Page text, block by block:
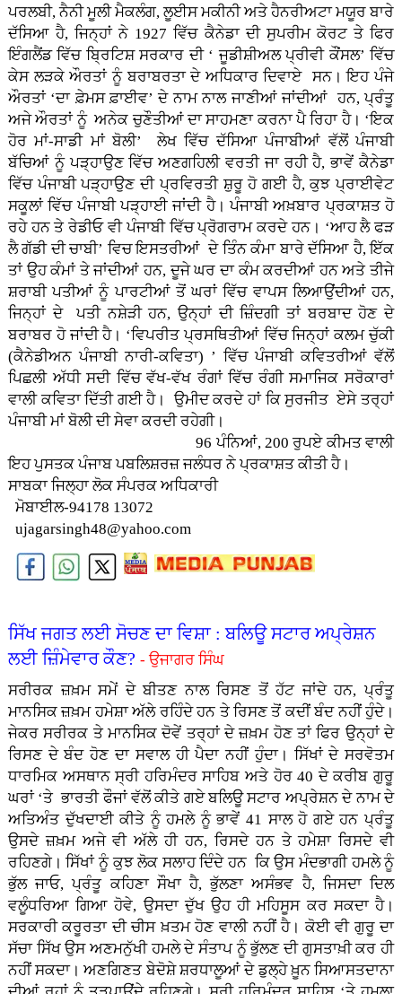
ਪਰਲਬੀ, ਨੈਨੀ ਮੂਲੀ ਮੈਕਲੰਗ, ਲੂਈਸ ਮਕੀਨੀ ਅਤੇ ਹੈਨਰੀਅਟਾ ਮਯੂਰ ਬਾਰੇ
ਦੱਸਿਆ ਹੈ, ਜਿਨ੍ਹਾਂ ਨੇ 1927 ਵਿੱਚ ਕੈਨੇਡਾ ਦੀ ਸੁਪਰੀਮ ਕੋਰਟ ਤੇ ਫਿਰ
ਇੰਗਲੈਂਡ ਵਿੱਚ ਬਿ੍ਰਟਿਸ਼ ਸਰਕਾਰ ਦੀ ‘ ਜੂਡੀਸ਼ੀਅਲ ਪ੍ਰੀਵੀ ਕੌਂਸਲ’ ਵਿੱਚ
ਕੇਸ ਲੜਕੇ ਔਰਤਾਂ ਨੂੰ ਬਰਾਬਰਤਾ ਦੇ ਅਧਿਕਾਰ ਦਿਵਾਏ ਸਨ। ਇਹ ਪੰਜੇ
ਔਰਤਾਂ ‘ਦਾ ਫ਼ੇਮਸ ਫ਼ਾਈਵ’ ਦੇ ਨਾਮ ਨਾਲ ਜਾਣੀਆਂ ਜਾਂਦੀਆਂ ਹਨ, ਪ੍ਰੰਤੂ
ਅਜੇ ਔਰਤਾਂ ਨੂੰ ਅਨੇਕ ਚੁਣੌਤੀਆਂ ਦਾ ਸਾਹਮਣਾ ਕਰਨਾ ਪੈ ਰਿਹਾ ਹੈ। ‘ਇਕ
ਹੋਰ ਮਾਂ-ਸਾਡੀ ਮਾਂ ਬੋਲੀ’ ਲੇਖ ਵਿੱਚ ਦੱਸਿਆ ਪੰਜਾਬੀਆਂ ਵੱਲੋਂ ਪੰਜਾਬੀ
ਬੱਚਿਆਂ ਨੂੰ ਪੜ੍ਹਾਉਣ ਵਿੱਚ ਅਣਗਹਿਲੀ ਵਰਤੀ ਜਾ ਰਹੀ ਹੈ, ਭਾਵੇਂ ਕੈਨੇਡਾ
ਵਿੱਚ ਪੰਜਾਬੀ ਪੜ੍ਹਾਉਣ ਦੀ ਪ੍ਰਵਿਰਤੀ ਸ਼ੁਰੂ ਹੋ ਗਈ ਹੈ, ਕੁਝ ਪ੍ਰਾਈਵੇਟ
ਸਕੂਲਾਂ ਵਿੱਚ ਪੰਜਾਬੀ ਪੜ੍ਹਾਈ ਜਾਂਦੀ ਹੈ। ਪੰਜਾਬੀ ਅਖ਼ਬਾਰ ਪ੍ਰਕਾਸ਼ਤ ਹੋ
ਰਹੇ ਹਨ ਤੇ ਰੇਡੀਓ ਵੀ ਪੰਜਾਬੀ ਵਿੱਚ ਪ੍ਰੋਗਰਾਮ ਕਰਦੇ ਹਨ। ‘ਆਹ ਲੈ ਫੜ
ਲੈ ਗੱਡੀ ਦੀ ਚਾਬੀ’ ਵਿਚ ਇਸਤਰੀਆਂ ਦੇ ਤਿੰਨ ਕੰਮਾ ਬਾਰੇ ਦੱਸਿਆ ਹੈ, ਇੱਕ
ਤਾਂ ਉਹ ਕੰਮਾਂ ਤੇ ਜਾਂਦੀਆਂ ਹਨ, ਦੂਜੇ ਘਰ ਦਾ ਕੰਮ ਕਰਦੀਆਂ ਹਨ ਅਤੇ ਤੀਜੇ
ਸ਼ਰਾਬੀ ਪਤੀਆਂ ਨੂੰ ਪਾਰਟੀਆਂ ਤੋਂ ਘਰਾਂ ਵਿੱਚ ਵਾਪਸ ਲਿਆਉਂਦੀਆਂ ਹਨ,
ਜਿਨ੍ਹਾਂ ਦੇ ਪਤੀ ਨਸ਼ੇੜੀ ਹਨ, ਉਨ੍ਹਾਂ ਦੀ ਜ਼ਿੰਦਗੀ ਤਾਂ ਬਰਬਾਦ ਹੋਣ ਦੇ
ਬਰਾਬਰ ਹੋ ਜਾਂਦੀ ਹੈ। ‘ਵਿਪਰੀਤ ਪ੍ਰਸਥਿਤੀਆਂ ਵਿੱਚ ਜਿਨ੍ਹਾਂ ਕਲਮ ਚੁੱਕੀ
(ਕੈਨੇਡੀਅਨ ਪੰਜਾਬੀ ਨਾਰੀ-ਕਵਿਤਾ) ’ ਵਿੱਚ ਪੰਜਾਬੀ ਕਵਿਤਰੀਆਂ ਵੱਲੋਂ
ਪਿਛਲੀ ਅੱਧੀ ਸਦੀ ਵਿੱਚ ਵੱਖ-ਵੱਖ ਰੰਗਾਂ ਵਿੱਚ ਰੰਗੀ ਸਮਾਜਿਕ ਸਰੋਕਾਰਾਂ
ਵਾਲੀ ਕਵਿਤਾ ਦਿੱਤੀ ਗਈ ਹੈ। ਉਮੀਦ ਕਰਦੇ ਹਾਂ ਕਿ ਸੁਰਜੀਤ ਏਸੇ ਤਰ੍ਹਾਂ
ਪੰਜਾਬੀ ਮਾਂ ਬੋਲੀ ਦੀ ਸੇਵਾ ਕਰਦੀ ਰਹੇਗੀ।
96 ਪੰਨਿਆਂ, 200 ਰੁਪਏ ਕੀਮਤ ਵਾਲੀ
ਇਹ ਪੁਸਤਕ ਪੰਜਾਬ ਪਬਲਿਸ਼ਰਜ਼ ਜਲੰਧਰ ਨੇ ਪ੍ਰਕਾਸ਼ਤ ਕੀਤੀ ਹੈ।
ਸਾਬਕਾ ਜਿਲ੍ਹਾ ਲੋਕ ਸੰਪਰਕ ਅਧਿਕਾਰੀ
ਮੋਬਾਈਲ-94178 13072
ujagarsingh48@yahoo.com
ਸਿੱਖ ਜਗਤ ਲਈ ਸੋਚਣ ਦਾ ਵਿਸ਼ਾ : ਬਲਿਊ ਸਟਾਰ ਅਪ੍ਰੇਸ਼ਨ
ਲਈ ਜ਼ਿੰਮੇਵਾਰ ਕੌਣ? - ਉਜਾਗਰ ਸਿੰਘ
ਸਰੀਰਕ ਜ਼ਖ਼ਮ ਸਮੇਂ ਦੇ ਬੀਤਣ ਨਾਲ ਰਿਸਣ ਤੋਂ ਹੱਟ ਜਾਂਦੇ ਹਨ, ਪ੍ਰੰਤੂ
ਮਾਨਸਿਕ ਜ਼ਖ਼ਮ ਹਮੇਸ਼ਾ ਅੱਲੇ ਰਹਿੰਦੇ ਹਨ ਤੇ ਰਿਸਣ ਤੋਂ ਕਦੀਂ ਬੰਦ ਨਹੀਂ ਹੁੰਦੇ।
ਜੇਕਰ ਸਰੀਰਕ ਤੇ ਮਾਨਸਿਕ ਦੋਵੇਂ ਤਰ੍ਹਾਂ ਦੇ ਜ਼ਖ਼ਮ ਹੋਣ ਤਾਂ ਫਿਰ ਉਨ੍ਹਾਂ ਦੇ
ਰਿਸਣ ਦੇ ਬੰਦ ਹੋਣ ਦਾ ਸਵਾਲ ਹੀ ਪੈਦਾ ਨਹੀਂ ਹੁੰਦਾ। ਸਿੱਖਾਂ ਦੇ ਸਰਵੋਤਮ
ਧਾਰਮਿਕ ਅਸਥਾਨ ਸ੍ਰੀ ਹਰਿਮੰਦਰ ਸਾਹਿਬ ਅਤੇ ਹੋਰ 40 ਦੇ ਕਰੀਬ ਗੁਰੂ
ਘਰਾਂ ‘ਤੇ ਭਾਰਤੀ ਫੌਜਾਂ ਵੱਲੋਂ ਕੀਤੇ ਗਏ ਬਲਿਊ ਸਟਾਰ ਅਪ੍ਰੇਸ਼ਨ ਦੇ ਨਾਮ ਦੇ
ਅਤਿਅੰਤ ਦੁੱਖਦਾਈ ਕੀਤੇ ਨੂੰ ਹਮਲੇ ਨੂੰ ਭਾਵੇਂ 41 ਸਾਲ ਹੋ ਗਏ ਹਨ ਪ੍ਰੰਤੂ
ਉਸਦੇ ਜ਼ਖ਼ਮ ਅਜੇ ਵੀ ਅੱਲੇ ਹੀ ਹਨ, ਰਿਸਦੇ ਹਨ ਤੇ ਹਮੇਸ਼ਾ ਰਿਸਦੇ ਵੀ
ਰਹਿਣਗੇ। ਸਿੱਖਾਂ ਨੂੰ ਕੁਝ ਲੋਕ ਸਲਾਹ ਦਿੰਦੇ ਹਨ ਕਿ ਉਸ ਮੰਦਭਾਗੀ ਹਮਲੇ ਨੂੰ
ਭੁੱਲ ਜਾਓ, ਪ੍ਰੰਤੂ ਕਹਿਣਾ ਸੌਖਾ ਹੈ, ਭੁੱਲਣਾ ਅਸੰਭਵ ਹੈ, ਜਿਸਦਾ ਦਿਲ
ਵਲੂੰਧਰਿਆ ਗਿਆ ਹੋਵੇ, ਉਸਦਾ ਦੁੱਖ ਉਹ ਹੀ ਮਹਿਸੂਸ ਕਰ ਸਕਦਾ ਹੈ।
ਸਰਕਾਰੀ ਕਰੂਰਤਾ ਦੀ ਚੀਸ ਖ਼ਤਮ ਹੋਣ ਵਾਲੀ ਨਹੀਂ ਹੈ। ਕੋਈ ਵੀ ਗੁਰੂ ਦਾ
ਸੱਚਾ ਸਿੱਖ ਉਸ ਅਣਮਨੁੱਖੀ ਹਮਲੇ ਦੇ ਸੰਤਾਪ ਨੂੰ ਭੁੱਲਣ ਦੀ ਗੁਸਤਾਖ਼ੀ ਕਰ ਹੀ
ਨਹੀਂ ਸਕਦਾ। ਅਣਗਿਣਤ ਬੇਦੋਸ਼ੇ ਸ਼ਰਧਾਲੂਆਂ ਦੇ ਡੁਲ੍ਹੇ ਖ਼ੂਨ ਸਿਆਸਤਦਾਨਾ